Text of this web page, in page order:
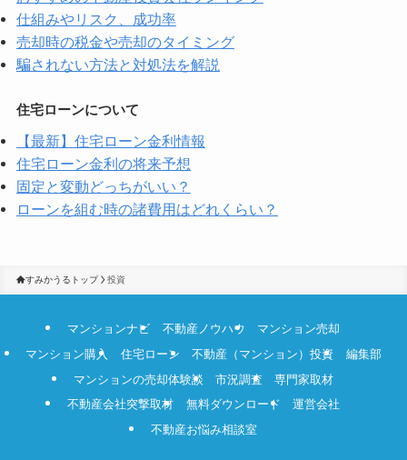
仕組みやリスク、成功率
売却時の税金や売却のタイミング
騙されない方法と対処法を解説
住宅ローンについて
【最新】住宅ローン金利情報
住宅ローン金利の将来予想
固定と変動どっちがいい？
ローンを組む時の諸費用はどれくらい？
すみかうるトップ 投資
マンションナビ 不動産ノウハウ
マンション売却
マンション購入
住宅ローン 不動産（マンション）投資
編集部
マンションの売却体験談
市況調査
専門家取材
不動産会社突撃取材
無料ダウンロード
運営会社
不動産お悩み相談室